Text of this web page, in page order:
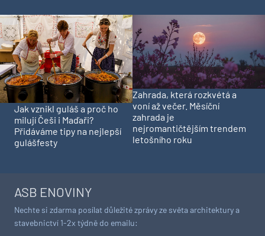
Jak vznikl guláš a proč ho
milují Češi i Maďaři?
Přidáváme tipy na nejlepší
gulášfesty
Zahrada, která rozkvétá a
voní až večer. Měsíční
zahrada je
nejromantičtějším trendem
letošního roku
ASB ENOVINY
Nechte si zdarma posílat důležité zprávy ze světa architektury a
stavebnictví 1-2x týdně do emailu: